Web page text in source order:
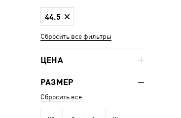
44.5
Сбросить все фильтры
ЦЕНА
РАЗМЕР
Сбросить все